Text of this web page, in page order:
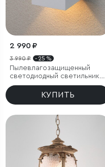
2 990 ₽
3 990 ₽ - 25 %
Пылевлагозащищенный
светодиодный светильник с
регулируемым углом
рассеивания Winner белый
КУПИТЬ